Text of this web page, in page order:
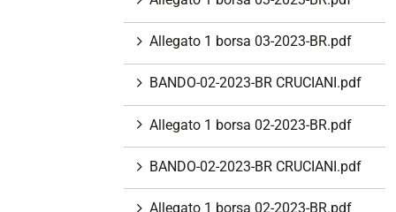
Allegato 1 borsa 03-2023-BR.pdf
BANDO-02-2023-BR CRUCIANI.pdf
Allegato 1 borsa 02-2023-BR.pdf
BANDO-02-2023-BR CRUCIANI.pdf
Allegato 1 borsa 02-2023-BR.pdf